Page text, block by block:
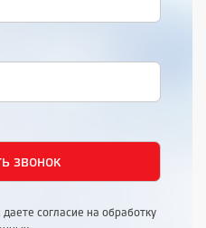
согласие на обработку